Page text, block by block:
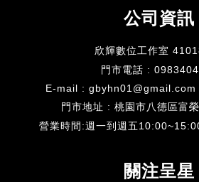
公司資訊
欣輝數位工作室
門市電話 :
E-mail : gbyhn01@gmail.com
門市地址 : 桃園市八德區富
營業時間:週一到週五
關注呈星